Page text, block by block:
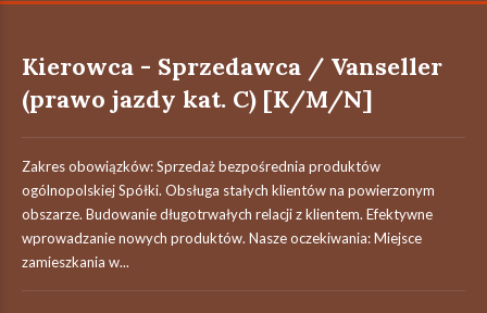
Kierowca - Sprzedawca / Vanseller
(prawo jazdy kat. C) [K/M/N]
Zakres obowiązków: Sprzedaż bezpośrednia produktów
ogólnopolskiej Spółki. Obsługa stałych klientów na powierzonym
obszarze. Budowanie długotrwałych relacji z klientem. Efektywne
wprowadzanie nowych produktów. Nasze oczekiwania: Miejsce
zamieszkania w...